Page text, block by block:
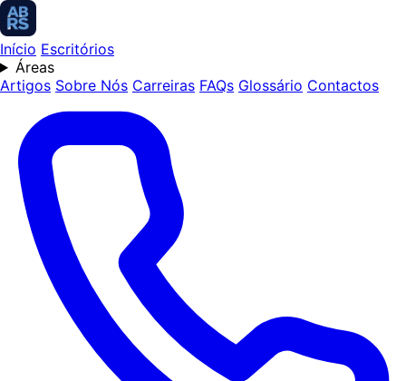
Início Escritórios
Áreas
Artigos Sobre Nós Carreiras FAQs Glossário Contactos